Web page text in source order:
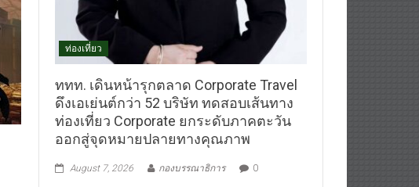
ท่องเที่ยว
ททท. เดินหน้ารุกตลาด Corporate Travel
ดึงเอเย่นต์กว่า 52 บริษัท ทดสอบเส้นทาง
ท่องเที่ยว Corporate ยกระดับภาคตะวัน
ออกสู่จุดหมายปลายทางคุณภาพ
August 7, 2026 กองบรรณาธิการ 0